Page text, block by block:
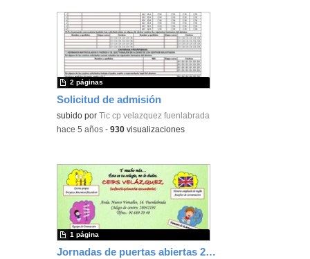
Solicitud de admisión
subido por Tic cp velazquez fuenlabrada
2 páginas
-hace 5 años -930 visualizaciones
Jornadas de puertas abiertas 2021
1 página